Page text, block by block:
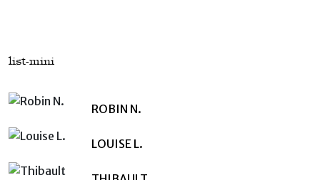
list-mini
ROBIN N.
LOUISE L.